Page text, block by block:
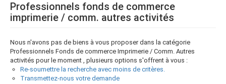
Professionnels fonds de commerce
imprimerie / comm. autres activités
Nous n'avons pas de biens à vous proposer dans la catégorie
Professionnels Fonds de commerce Imprimerie / Comm. Autres
activités pour le moment , plusieurs options s'offrent à vous :
Re-soumettre la recherche avec moins de critères.
Transmettez-nous votre demande